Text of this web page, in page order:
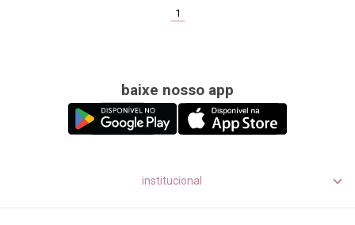
1
baixe nosso app
institucional